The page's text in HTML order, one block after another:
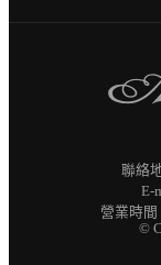
聯絡
E-
營業時間
©